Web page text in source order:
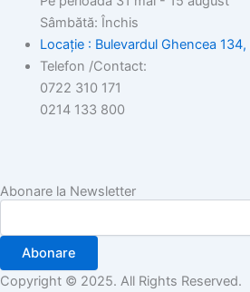
Sâmbătă: Închis
Locație : Bulevardul Ghencea
Telefon /Contact:
0722 310 171
0214 133 800
Abonare la Newsletter
Abonare
Copyright © 2025. All Rights Reserved.